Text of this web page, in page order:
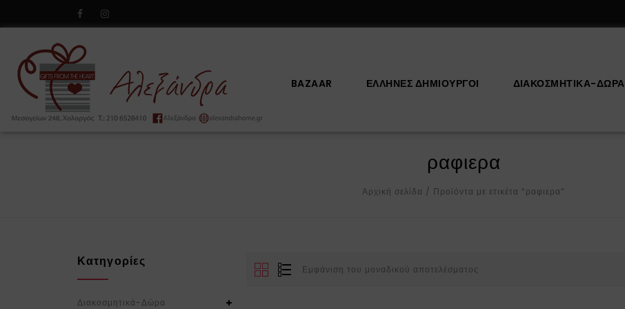
BAZAAR ΕΛΛΗΝΕΣ ΔΗΜΙΟΥΡΓΟΙ ΔΙΑΚΟΣΜΗΤΙΚΆ-ΔΏΡΑ
ραφιερα
Αρχική σελίδα / Προϊόντα με ετικέτα “ραφιερα”
Εμφάνιση του μοναδικού αποτελέσματος
Κατηγορίες
Διακοσμητικά-Δώρα